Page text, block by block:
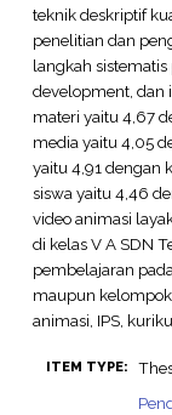
teknik deskriptif
penelitian dan
langkah
development, dan
materi yaitu 4,67
media yaitu 4,05
yaitu 4,91 dengan
siswa yaitu 4,46
video animasi
di kelas V A SDN
pembelajaran
maupun
animasi, IPS,
ITEM TYPE: